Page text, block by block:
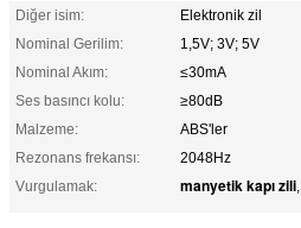
Diğer isim:
Elektronik zil
Nominal Gerilim:
1,5V; 3V; 5V
Nominal Akım:
≤30mA
Ses basıncı kolu:
≥80dB
Malzeme:
ABS'ler
Rezonans frekansı:
2048Hz
Vurgulamak:
manyetik kapı zili,